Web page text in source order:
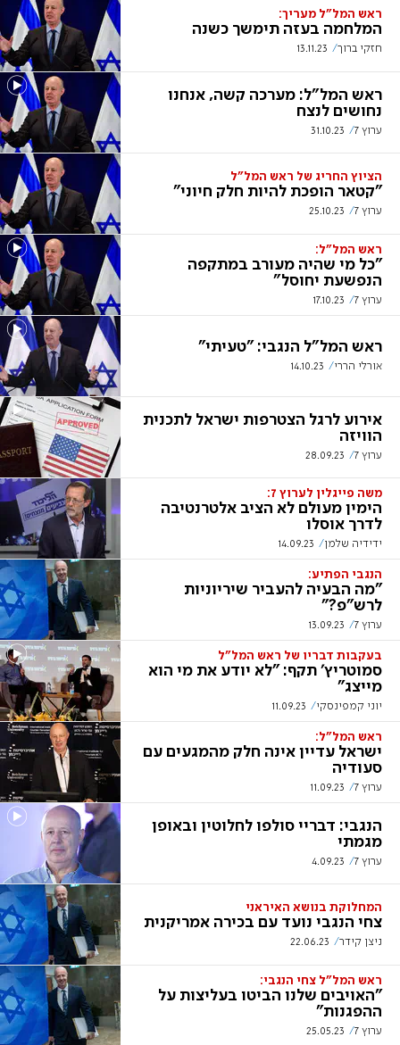
ראש המל"ל מעריך:
המלחמה בעזה תימשך כשנה
חזקי ברוך 13.11.23
ראש המל"ל: מערכה קשה, אנחנו
נחושים לנצח
ערוץ 7 31.10.23
הציוץ החריג של ראש המל"ל
"קטאר הופכת להיות חלק חיוני"
ערוץ 7 25.10.23
ראש המל"ל:
"כל מי שהיה מעורב במתקפה
הנפשעת יחוסל"
ערוץ 7 17.10.23
ראש המל"ל הנגבי: "טעיתי"
אורלי הררי 14.10.23
אירוע לרגל הצטרפות ישראל לתכנית
הוויזה
ערוץ 7 28.09.23
משה פייגלין לערוץ 7:
הימין מעולם לא הציב אלטרנטיבה
לדרך אוסלו
ידידיה שלמן 14.09.23
הנגבי הפתיע:
"מה הבעיה להעביר שיריוניות
לרש"פ?"
ערוץ 7 13.09.23
בעקבות דבריו של ראש המל"ל
סמוטריץ' תקף: "לא יודע את מי הוא
מייצג"
יוני קמפינסקי 11.09.23
ראש המל"ל:
ישראל עדיין אינה חלק מהמגעים עם
סעודיה
ערוץ 7 11.09.23
הנגבי: דבריי סולפו לחלוטין ובאופן
מגמתי
ערוץ 7 4.09.23
המחלוקת בנושא האיראני
צחי הנגבי נועד עם בכירה אמריקנית
ניצן קידר 22.06.23
ראש המל"ל צחי הנגבי:
"האויבים שלנו הביטו בעליצות על
ההפגנות"
ערוץ 7 25.05.23